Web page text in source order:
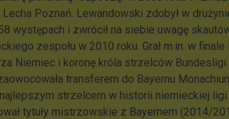
Poznań. Lewandowski zdobył w
występach i zwrócił na siebie uwagę
zespołu w 2010 roku. Grał m.in. w
Niemiec i koronę króla strzelców
transferem do Bayernu
najlepszym strzelcem w historii niemieckiej
tytuły mistrzowskie z Bayernem (2014/